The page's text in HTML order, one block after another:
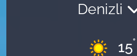
Denizli
15°